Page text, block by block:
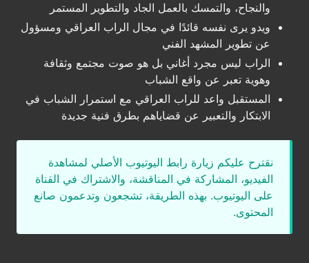
والنجاح، والتمسك بالعمل الجاد والتطوير المستمر
ويدو يرى نفسه قائدًا في مجال الراب العراقي ومسؤول
عن تطوير المشهد الفني
الراب ليس مجرد أغاني بل هو صوت مجتمع وثقافة
وهوية تعبر عن واقع الشباب
المستقبل واعد للراب العراقي مع استمرار الشباب في
الابتكار والتعبير عن قضاياهم بطرق فنية جديدة
نقترح عليكم زيارة رابط اليوتيوب الأصلي لمشاهدة
الفيديو، المشاركة في المناقشة، والاشتراك في القناة
على اليوتيوب. بهذه الطريقة، تشجعون وتدعمون صانع
المحتوى.